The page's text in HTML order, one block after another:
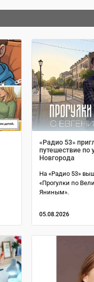
«Радио 53»
путешествие по
Новгорода
На «Радио 53»
«Прогулки по
Яниным».
05.08.2026